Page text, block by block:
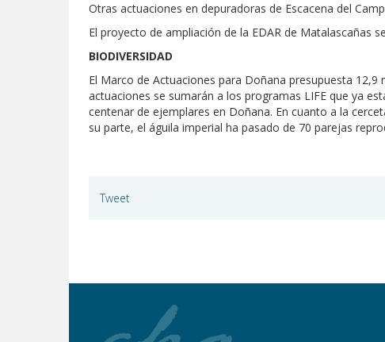
Otras actuaciones en depuradoras de Escacena del
El proyecto de ampliación de la EDAR de Matalascañas
BIODIVERSIDAD
El Marco de Actuaciones para Doñana presupuesta
actuaciones se sumarán a los programas LIFE que ya
centenar de ejemplares en Doñana. En cuanto a la
su parte, el águila imperial ha pasado de 70 parejas
Tweet